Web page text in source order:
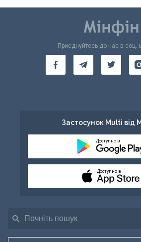
Приєднуйтесь до нас в соц.
Застосунок Multi від
Доступно в
Доступно в